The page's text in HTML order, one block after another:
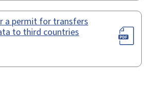
a permit for transfers
to third countries